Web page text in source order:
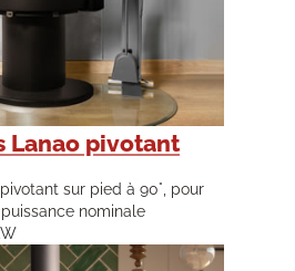
Lanao pivotant
sur pied à 90°, pour
nominale